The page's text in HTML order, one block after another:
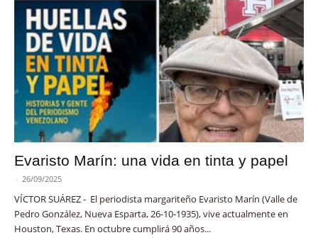
Evaristo Marín: una vida en tinta y papel
- 26/09/2025
VÍCTOR SUÁREZ - El periodista margariteño Evaristo Marín (Valle de
Pedro González, Nueva Esparta, 26-10-1935), vive actualmente en
Houston, Texas. En octubre cumplirá 90 años...